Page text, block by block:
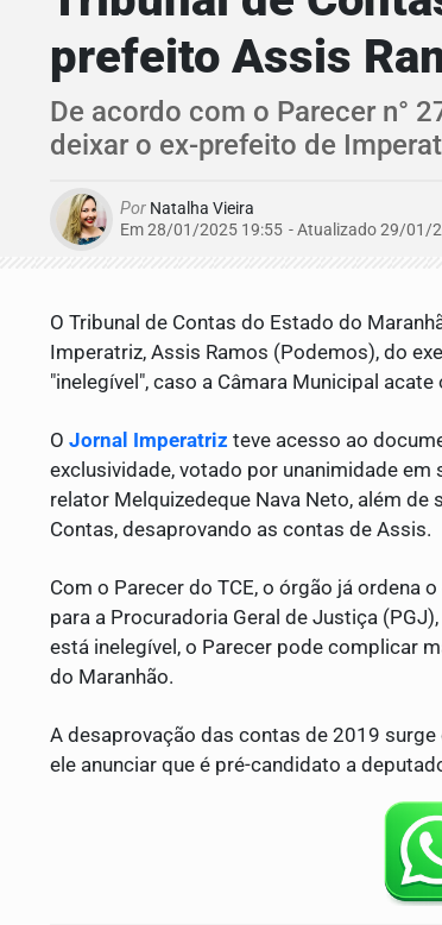
prefeito Assis
De acordo com o Parecer n°
deixar o ex-prefeito de
Por Natalha Vieira
Em 28/01/2025 19:55 - Atualizado29/01/
O Tribunal de Contas do Estado do
Imperatriz, Assis Ramos (Podemos), do
"inelegível", caso a Câmara Municipal
O Jornal Imperatriz teve acesso ao
exclusividade, votado por unanimidade
relator Melquizedeque Nava Neto, além
Contas, desaprovando as contas de Assis.
Com o Parecer do TCE, o órgão já ordena
para a Procuradoria Geral de Justiça
está inelegível, o Parecer pode complicar
do Maranhão.
A desaprovação das contas de 2019
ele anunciar que é pré-candidato a